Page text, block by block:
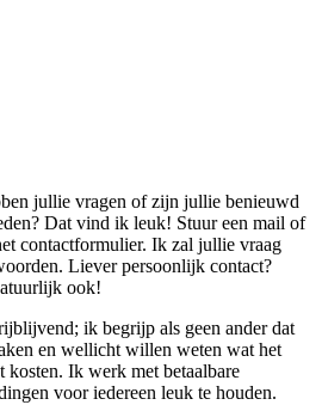
jullie vragen of zijn jullie benieuwd
Dat vind ik leuk! Stuur een mail of
contactformulier. Ik zal jullie vraag
Liever persoonlijk contact?
ook!
ik begrijp als geen ander dat
en wellicht willen weten wat het
kosten. Ik werk met betaalbare
voor iedereen leuk te houden.